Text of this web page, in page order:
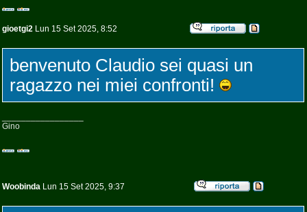
gioetgi2 Lun 15 Set 2025, 8:52
benvenuto Claudio sei quasi un
ragazzo nei miei confronti!
Gino
Woobinda Lun 15 Set 2025, 9:37